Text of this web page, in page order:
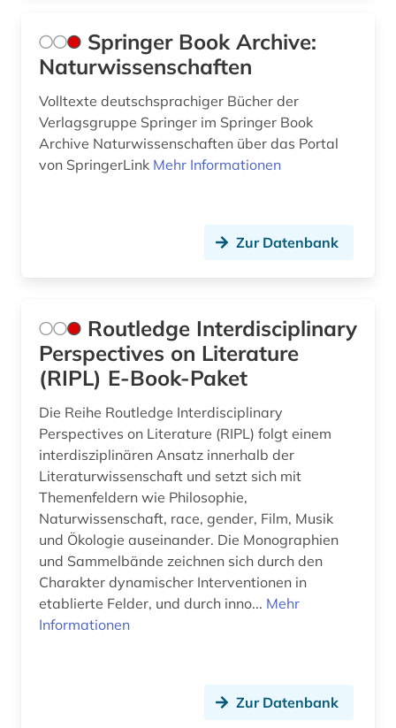
Springer Book Archive:
Naturwissenschaften
Volltexte deutschsprachiger Bücher der
Verlagsgruppe Springer im Springer Book
Archive Naturwissenschaften über das Portal
von SpringerLink Mehr Informationen
Zur Datenbank
Routledge Interdisciplinary
Perspectives on Literature
(RIPL) E-Book-Paket
Die Reihe Routledge Interdisciplinary
Perspectives on Literature (RIPL) folgt einem
interdisziplinären Ansatz innerhalb der
Literaturwissenschaft und setzt sich mit
Themenfeldern wie Philosophie,
Naturwissenschaft, race, gender, Film, Musik
und Ökologie auseinander. Die Monographien
und Sammelbände zeichnen sich durch den
Charakter dynamischer Interventionen in
etablierte Felder, und durch inno... Mehr
Informationen
Zur Datenbank